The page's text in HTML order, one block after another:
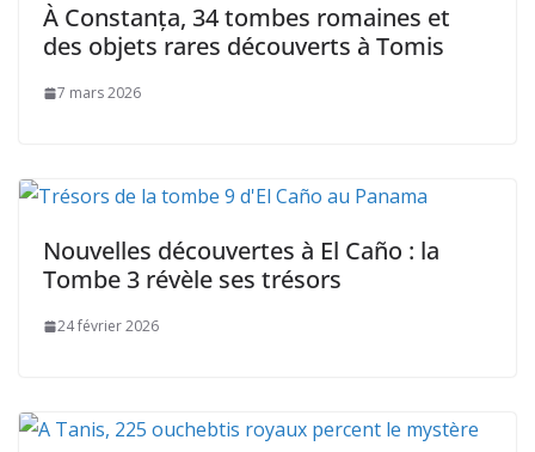
À Constanța, 34 tombes romaines et
des objets rares découverts à Tomis
7 mars 2026
Nouvelles découvertes à El Caño : la
Tombe 3 révèle ses trésors
24 février 2026